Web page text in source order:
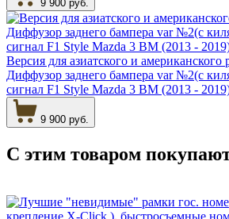
9 900 руб.
Версия для азиатского и американского
Диффузор заднего бампера var №2(с
сигнал F1 Style Mazda 3 BM (2013 -
9 900 руб.
С этим товаром